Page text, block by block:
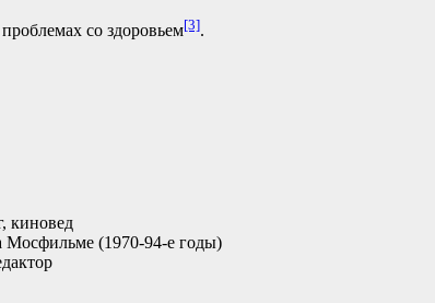
со здоровьем[3].
киновед
Мосфильме (1970-94-е годы)